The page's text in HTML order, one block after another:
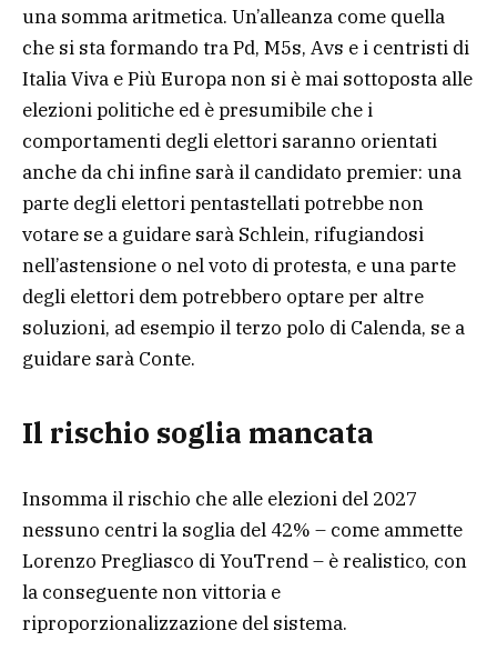
una somma aritmetica. Un’alleanza come quella
che si sta formando tra Pd, M5s, Avs e i centristi di
Italia Viva e Più Europa non si è mai sottoposta alle
elezioni politiche ed è presumibile che i
comportamenti degli elettori saranno orientati
anche da chi infine sarà il candidato premier: una
parte degli elettori pentastellati potrebbe non
votare se a guidare sarà Schlein, rifugiandosi
nell’astensione o nel voto di protesta, e una parte
degli elettori dem potrebbero optare per altre
soluzioni, ad esempio il terzo polo di Calenda, se a
guidare sarà Conte.
Il rischio soglia mancata
Insomma il rischio che alle elezioni del 2027
nessuno centri la soglia del 42% – come ammette
Lorenzo Pregliasco di YouTrend – è realistico, con
la conseguente non vittoria e
riproporzionalizzazione del sistema.